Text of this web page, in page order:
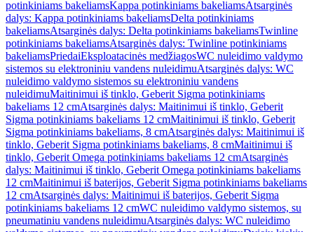
potinkiniams bakeliamsKappa potinkiniams bakeliamsAtsarginės
dalys: Kappa potinkiniams bakeliamsDelta potinkiniams
bakeliamsAtsarginės dalys: Delta potinkiniams bakeliamsTwinline
potinkiniams bakeliamsAtsarginės dalys: Twinline potinkiniams
bakeliamsPriedaiEksploatacinės medžiagosWC nuleidimo valdymo
sistemos su elektroniniu vandens nuleidimuAtsarginės dalys: WC
nuleidimo valdymo sistemos su elektroniniu vandens
nuleidimuMaitinimui iš tinklo, Geberit Sigma potinkiniams
bakeliams 12 cmAtsarginės dalys: Maitinimui iš tinklo, Geberit
Sigma potinkiniams bakeliams 12 cmMaitinimui iš tinklo, Geberit
Sigma potinkiniams bakeliams, 8 cmAtsarginės dalys: Maitinimui iš
tinklo, Geberit Sigma potinkiniams bakeliams, 8 cmMaitinimui iš
tinklo, Geberit Omega potinkiniams bakeliams 12 cmAtsarginės
dalys: Maitinimui iš tinklo, Geberit Omega potinkiniams bakeliams
12 cmMaitinimui iš baterijos, Geberit Sigma potinkiniams bakeliams
12 cmAtsarginės dalys: Maitinimui iš baterijos, Geberit Sigma
potinkiniams bakeliams 12 cmWC nuleidimo valdymo sistemos, su
pneumatiniu vandens nuleidimuAtsarginės dalys: WC nuleidimo